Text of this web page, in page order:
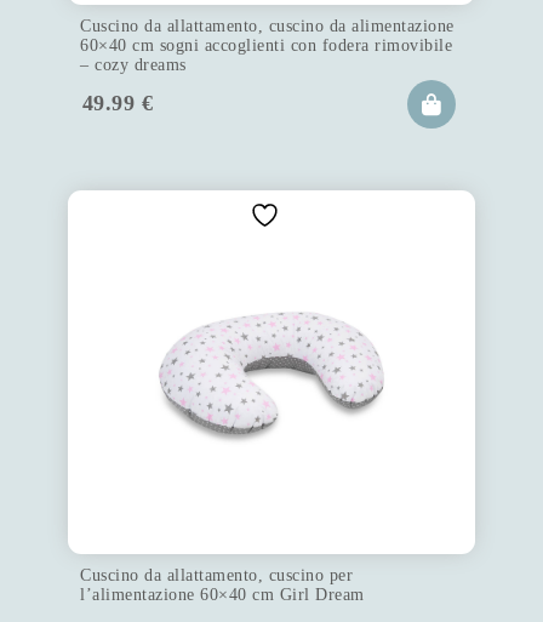
Cuscino da allattamento, cuscino da alimentazione
60×40 cm sogni accoglienti con fodera rimovibile
– cozy dreams
49.99 €
Cuscino da allattamento, cuscino per
l’alimentazione 60×40 cm Girl Dream